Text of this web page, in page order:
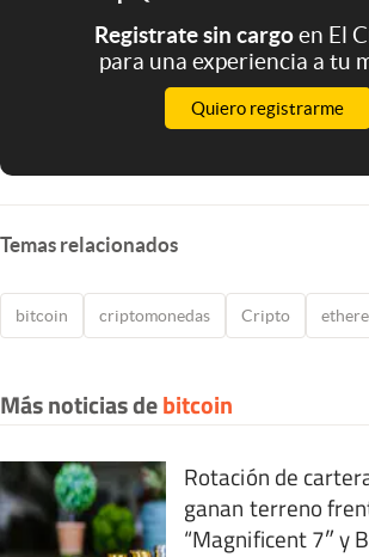
Registrate sin cargoen El
para una experiencia a tu
Quiero registrarme
Temas relacionados
bitcoin criptomonedas Cripto
Más noticias debitcoin
Rotación de
ganan terreno
“Magnificent 7″ y